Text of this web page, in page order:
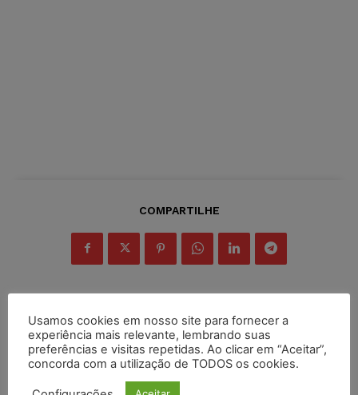
COMPARTILHE
Inscreva-se
Usamos cookies em nosso site para fornecer a
experiência mais relevante, lembrando suas
preferências e visitas repetidas. Ao clicar em “Aceitar”,
concorda com a utilização de TODOS os cookies.